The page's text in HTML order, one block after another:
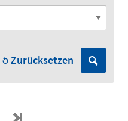
Zurücksetzen